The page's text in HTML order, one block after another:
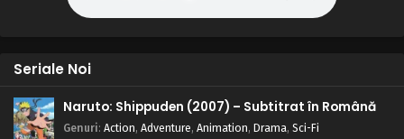
Eps 127 - Lovitură răzbunătoare! Tufărișul dansator - 28
Eps 126 - Intensificare: Gaara vs. Kimimaro! - 28 August,
2025
Seriale Noi
Naruto: Shippuden (2007) – Subtitrat în Română
Genuri: Action, Adventure, Animation, Drama, Sci-Fi